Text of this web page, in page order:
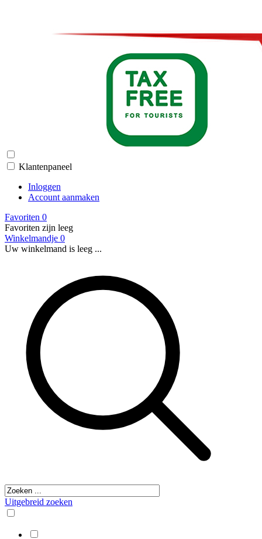
Klantenpaneel
Inloggen
Account aanmaken
Favoriten 0
Favoriten zijn leeg
Winkelmandje 0
Uw winkelmand is leeg ...
Uitgebreid zoeken